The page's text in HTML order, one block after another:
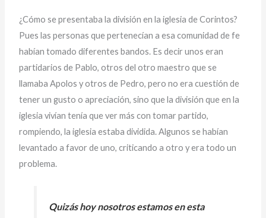
¿Cómo se presentaba la división en la iglesia de Corintos?
Pues las personas que pertenecían a esa comunidad de fe
habían tomado diferentes bandos. Es decir unos eran
partidarios de Pablo, otros del otro maestro que se
llamaba Apolos y otros de Pedro, pero no era cuestión de
tener un gusto o apreciación, sino que la división que en la
iglesia vivían tenía que ver más con tomar partido,
rompiendo, la iglesia estaba dividida. Algunos se habían
levantado a favor de uno, criticando a otro y era todo un
problema.
Quizás hoy nosotros estamos en esta